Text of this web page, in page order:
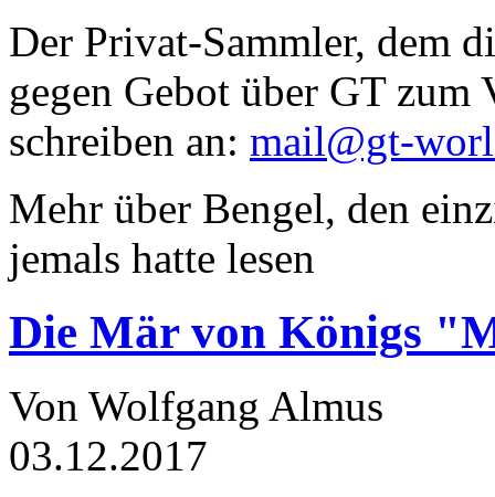
Der Privat-Sammler, dem
gegen Gebot über GT zum
schreiben an: mail@gt-
Mehr über Bengel, den
jemals hatte lesen
Die Mär von Königs
Von Wolfgang Almus
03.12.2017